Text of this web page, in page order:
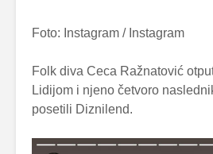
Foto: Instagram / Instagram
Folk diva Ceca Ražnatović
Lidijom i njeno četvoro
posetili Diznilend.